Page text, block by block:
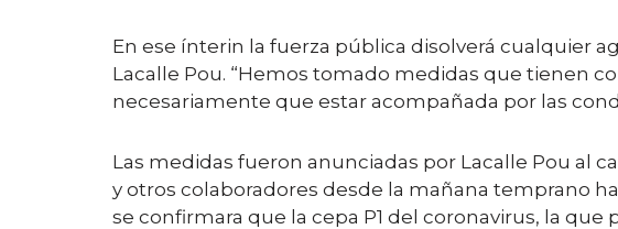
En ese ínterin la fuerza pública disolverá cualquier
Lacalle Pou. “Hemos tomado medidas que tienen
necesariamente que estar acompañada por las
Las medidas fueron anunciadas por Lacalle Pou al
y otros colaboradores desde la mañana temprano
se confirmara que la cepa P1 del coronavirus, la